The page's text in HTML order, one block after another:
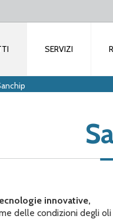
SERVIZI
innovative,
delle condizioni degli oli